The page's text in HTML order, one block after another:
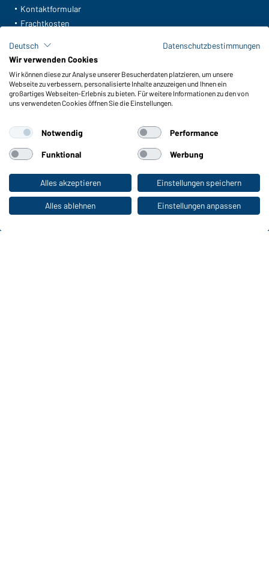
Zum Privatkunden-Shop
Kontaktformular
Frachtkosten
Lagerbestand abfragen
Funktionen & Pflege
Produkteigenschaften
Größen
Farben
WORKWEAR COLLECTION
Die ideale Wahl für Professionals: Kollektionen
entdecken!
Deutsch
Datenschutzbestimmungen
Wir verwenden Cookies
Wir können diese zur Analyse unserer Besucherdaten platzieren, um unsere
Webseite zu verbessern, personalisierte Inhalte anzuzeigen und Ihnen ein
großartiges Webseiten-Erlebnis zu bieten. Für weitere Informationen zu den von
uns verwendeten Cookies öffnen Sie die Einstellungen.
Notwendig Performance
Funktional Werbung
Alles akzeptieren Einstellungen speichern
Alles ablehnen Einstellungen anpassen